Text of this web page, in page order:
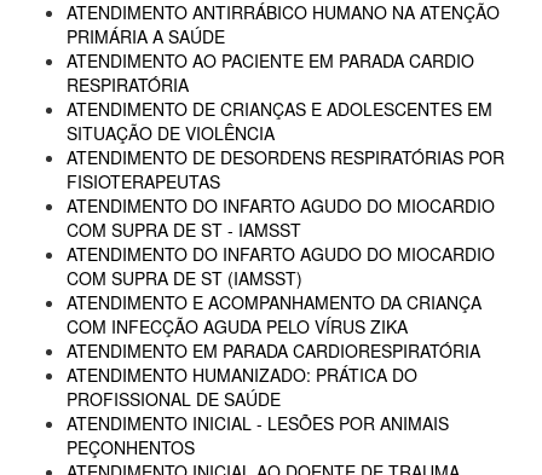
ATENDIMENTO ANTIRRÁBICO HUMANO NA ATENÇÃO
PRIMÁRIA A SAÚDE
ATENDIMENTO AO PACIENTE EM PARADA CARDIO
RESPIRATÓRIA
ATENDIMENTO DE CRIANÇAS E ADOLESCENTES EM
SITUAÇÃO DE VIOLÊNCIA
ATENDIMENTO DE DESORDENS RESPIRATÓRIAS POR
FISIOTERAPEUTAS
ATENDIMENTO DO INFARTO AGUDO DO MIOCARDIO
COM SUPRA DE ST - IAMSST
ATENDIMENTO DO INFARTO AGUDO DO MIOCARDIO
COM SUPRA DE ST (IAMSST)
ATENDIMENTO E ACOMPANHAMENTO DA CRIANÇA
COM INFECÇÃO AGUDA PELO VÍRUS ZIKA
ATENDIMENTO EM PARADA CARDIORESPIRATÓRIA
ATENDIMENTO HUMANIZADO: PRÁTICA DO
PROFISSIONAL DE SAÚDE
ATENDIMENTO INICIAL - LESÕES POR ANIMAIS
PEÇONHENTOS